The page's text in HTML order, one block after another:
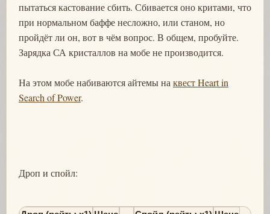
пытаться кастование сбить. Сбивается оно критами, что
при нормальном баффе несложно, или станом, но
пройдёт ли он, вот в чём вопрос. В общем, пробуйте.
Зарядка СА кристаллов на мобе не производится.
На этом мобе набиваются айтемы на квест Heart in
Search of Power.
Дроп и спойл: